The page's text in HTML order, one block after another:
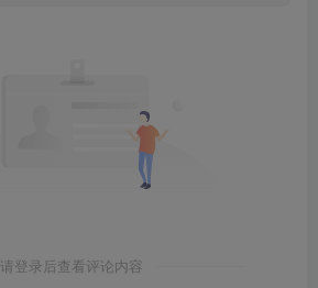
请登录后查看评论内容